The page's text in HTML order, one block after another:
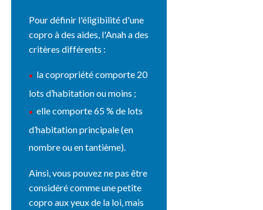
Pour définir l'éligibilité d'une
copro à des aides, l'Anah a des
critères différents :
la copropriété comporte 20
lots d’habitation ou moins ;
elle comporte 65 % de lots
d’habitation principale (en
nombre ou en tantième).
Ainsi, vous pouvez ne pas être
considéré comme une petite
copro aux yeux de la loi, mais